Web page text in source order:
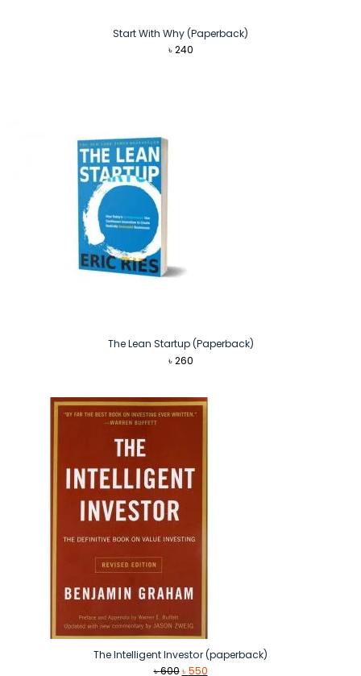
Start With Why (Paperback)
৳240
The Lean Startup (Paperback)
৳260
The Intelligent Investor (paperback)
৳600 Original
৳550Current